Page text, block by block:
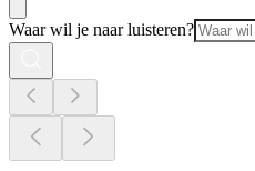
Waar wil je naar luisteren?